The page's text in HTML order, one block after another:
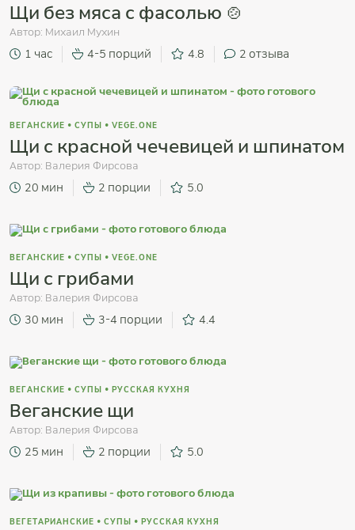
Щи без мяса с фасолью 🍲
Автор: Михаил Мухин
1 час 4-5 порций 4.8 2 отзыва
ВЕГАНСКИЕ • СУПЫ • VEGE.ONE
Щи с красной чечевицей и шпинатом
Автор: Валерия Фирсова
20 мин 2 порции 5.0
ВЕГАНСКИЕ • СУПЫ • VEGE.ONE
Щи с грибами
Автор: Валерия Фирсова
30 мин 3-4 порции 4.4
ВЕГАНСКИЕ • СУПЫ • РУССКАЯ КУХНЯ
Веганские щи
Автор: Валерия Фирсова
25 мин 2 порции 5.0
ВЕГЕТАРИАНСКИЕ • СУПЫ • РУССКАЯ КУХНЯ